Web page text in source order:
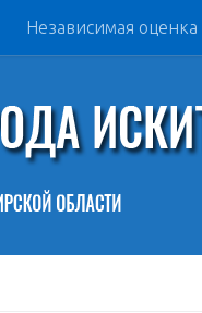
Независимая оценка